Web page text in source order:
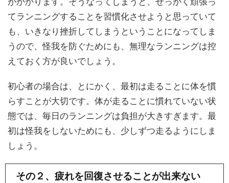
てランニングすることを習慣化させようと思っていて
も、いきなり挫折してしまうということになってしま
うので、怪我を防ぐためにも、無理なランニングは控
えておく方が良いでしょう。
初心者の場合は、とにかく、最初は走ることに体を慣
らすことが大切です。体が走ることに慣れていない状
態では、毎日のランニングは負担が大きすぎます。最
初は怪我をしないためにも、少しずつ走るようにしま
しょう。
その２、疲れを回復させることが出来ない